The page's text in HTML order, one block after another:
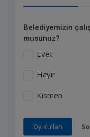
Belediyemizin
musunuz?
Evet
Hayır
Kısmen
Oy Kullan